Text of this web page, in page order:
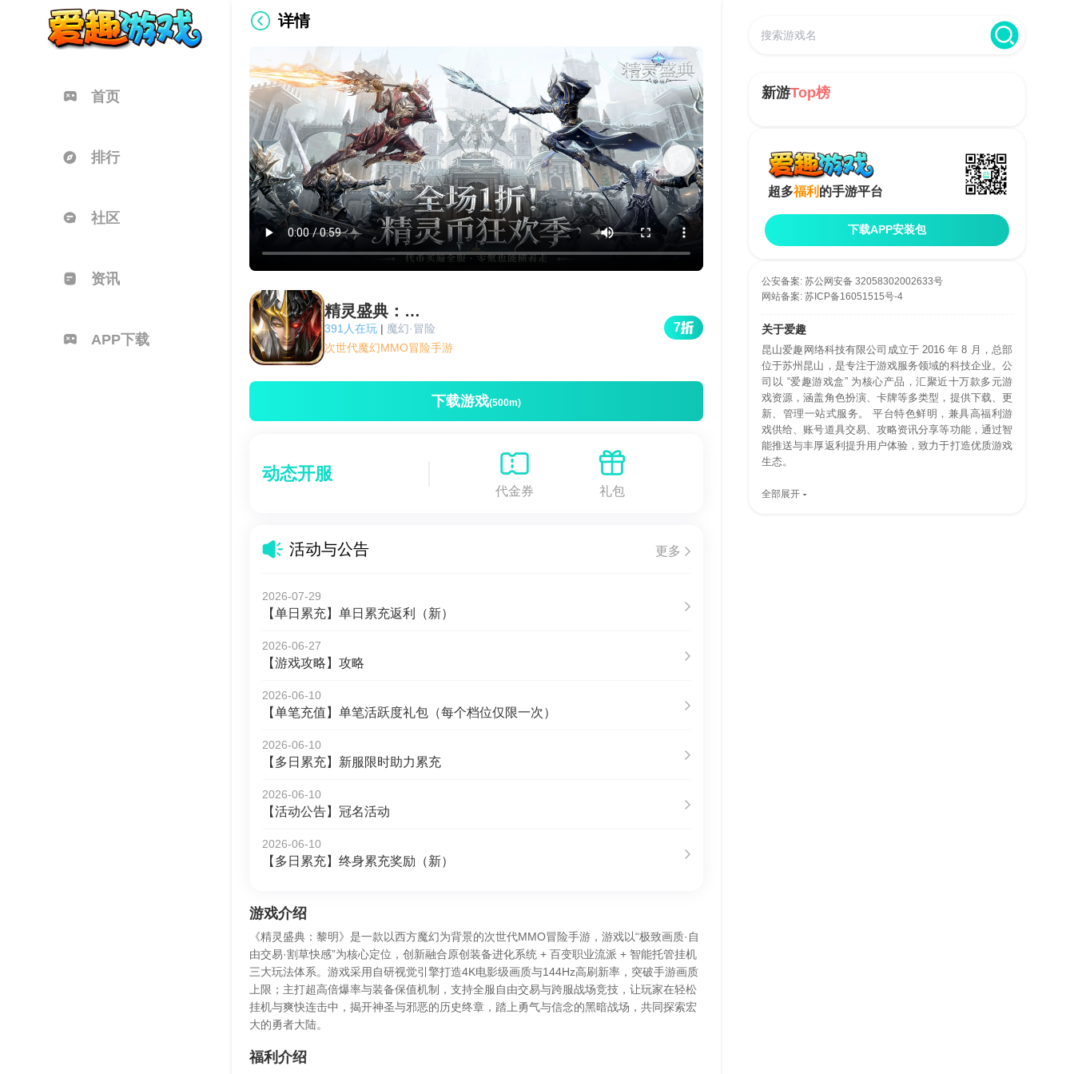
首页
排行
社区
资讯
APP下载
详情
精灵盛典：黎明
391人在玩 | 魔幻·冒险
次世代魔幻MMO冒险手游
7
下载游戏(500m)
动态开服
代金券 礼包
活动与公告 更多
2026-07-29
【单日累充】单日累充返利（新）
2026-06-27
【游戏攻略】攻略
2026-06-10
【单笔充值】单笔活跃度礼包（每个档位仅限一次）
2026-06-10
【多日累充】新服限时助力累充
2026-06-10
【活动公告】冠名活动
2026-06-10
【多日累充】终身累充奖励（新）
游戏介绍
《精灵盛典：黎明》是一款以西方魔幻为背景的次世代MMO冒险手游，游戏以“极致画质·自
由交易·割草快感”为核心定位，创新融合原创装备进化系统 + 百变职业流派 + 智能托管挂机
三大玩法体系。游戏采用自研视觉引擎打造4K电影级画质与144Hz高刷新率，突破手游画质
上限；主打超高倍爆率与装备保值机制，支持全服自由交易与跨服战场竞技，让玩家在轻松
挂机与爽快连击中，揭开神圣与邪恶的历史终章，踏上勇气与信念的黑暗战场，共同探索宏
大的勇者大陆。
福利介绍
新游Top榜
超多福利 的手游平台
下载APP安装包
公安备案: 苏公网安备 32058302002633号
网站备案: 苏ICP备16051515号-4
关于爱趣
昆山爱趣网络科技有限公司成立于 2016 年 8 月，总部
位于苏州昆山，是专注于游戏服务领域的科技企业。公
司以 “爱趣游戏盒” 为核心产品，汇聚近十万款多元游
戏资源，涵盖角色扮演、卡牌等多类型，提供下载、更
新、管理一站式服务。 平台特色鲜明，兼具高福利游
戏供给、账号道具交易、攻略资讯分享等功能，通过智
能推送与丰厚返利提升用户体验，致力于打造优质游戏
生态。
全部展开